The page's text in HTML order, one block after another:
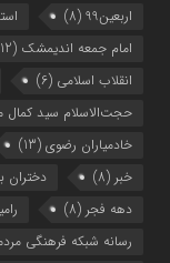
اربعین99
(8)
امام جمعه اندیمشک (12)
انقلاب اسلامی (6)
حجت‌الاسلام سید کمال
خادمیاران رضوی (13)
خبر (8)
دهه فجر (8)
رسانه شبکه فرهنگی